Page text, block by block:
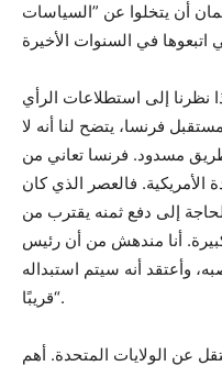
أن يتخلوا عن ”السياسات
نظرنا إلى استطلاعات الرأي
فرنسا، يتضح لنا أنه لا
مسدود. فرنسا تعاني من
الأمريكية. فالعصر الذي كان
إلى دفع ثمنه يقترب من
أنا مندهش من أن رئيس
وأعتقد أنه سيتم استبداله
قريبًا“.
عن الولايات المتحدة. أهم